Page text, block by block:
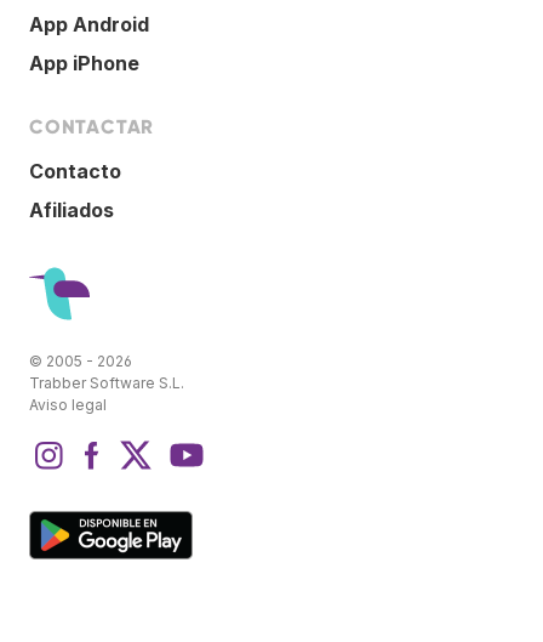
App Android
App iPhone
CONTACTAR
Contacto
Afiliados
© 2005 - 2026
Trabber Software S.L.
Aviso legal